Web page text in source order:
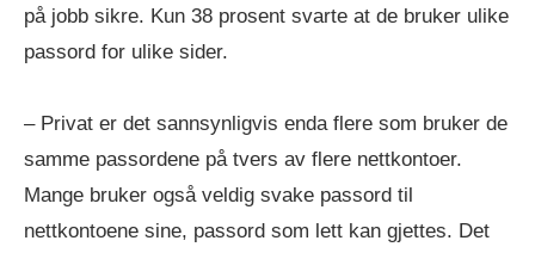
på jobb sikre. Kun 38 prosent svarte at de bruker ulike
passord for ulike sider.
– Privat er det sannsynligvis enda flere som bruker de
samme passordene på tvers av flere nettkontoer.
Mange bruker også veldig svake passord til
nettkontoene sine, passord som lett kan gjettes. Det